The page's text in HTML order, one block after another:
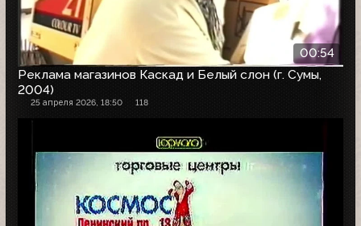
00:54
Реклама магазинов Каскад и Белый слон (г. Сумы,
2004)
25 апреля 2026, 18:50 118